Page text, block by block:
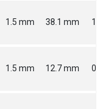
1.5 mm 38.1 mm
1.5 mm 12.7 mm